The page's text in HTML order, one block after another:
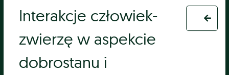
Interakcje człowiek-
zwierzę w aspekcie
dobrostanu i